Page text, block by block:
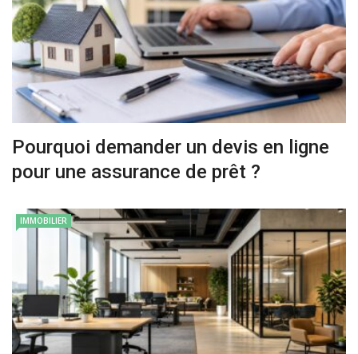
Pourquoi demander un devis en ligne
pour une assurance de prêt ?
IMMOBILIER